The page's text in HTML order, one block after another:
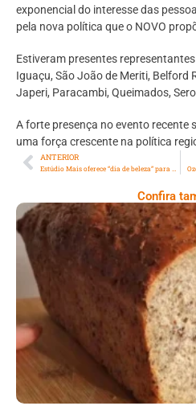
exponencial do interesse das
pela nova política que o NOVO
Estiveram presentes
Iguaçu, São João de Meriti, Belford
Japeri, Paracambi, Queimados,
A forte presença no evento recente
uma força crescente na política
ANTERIOR
Confira
Comer Bem: